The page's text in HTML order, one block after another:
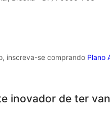
inscreva-se comprando Plano
inovador de ter